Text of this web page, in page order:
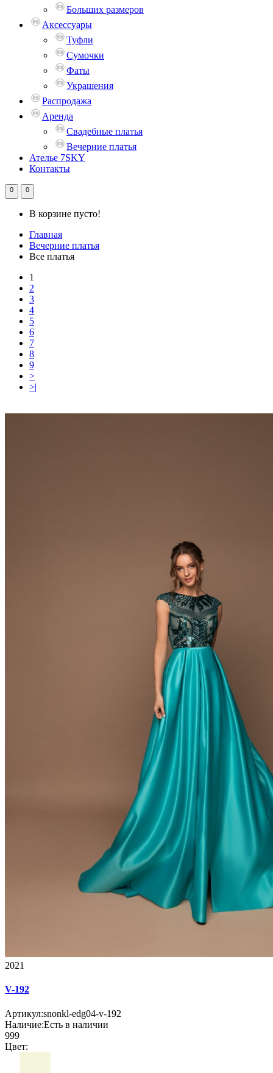
Больших размеров
Аксессуары
Туфли
Сумочки
Фаты
Украшения
Распродажа
Аренда
Свадебные платья
Вечерние платья
Ателье 7SKY
Контакты
0 0
В корзине пусто!
Главная
Вечерние платья
Все платья
1
2
3
4
5
6
7
8
9
>
>|
2021
V-192
Артикул:snonkl-еdg04-v-192
Наличие:Есть в наличии
999
Цвет: